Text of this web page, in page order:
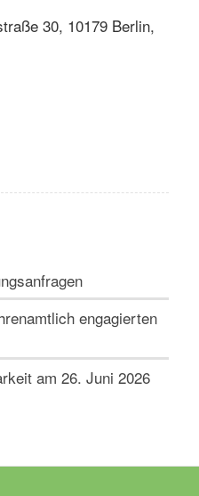
30, 10179 Berlin,
engagierten
am 26. Juni 2026